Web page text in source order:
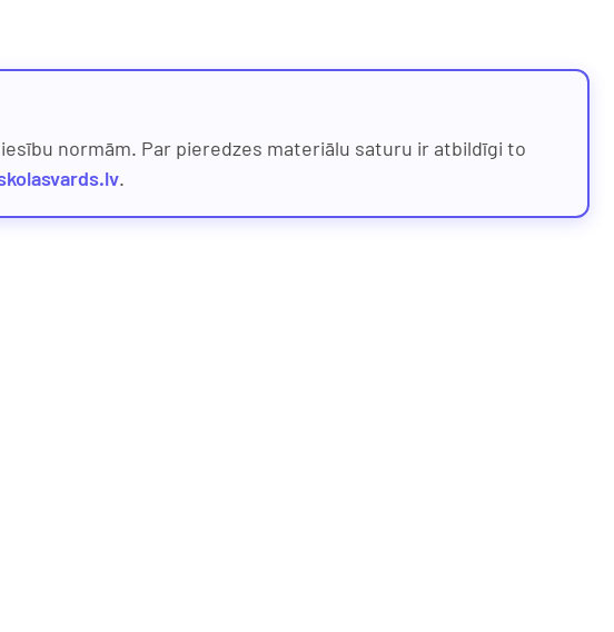
normām. Par pieredzes materiālu saturu ir atbildīgi to
.